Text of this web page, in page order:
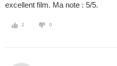
excellent film. Ma note : 5/5.
2 0